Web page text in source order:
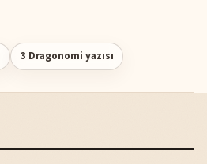
3 Dragonomi yazısı